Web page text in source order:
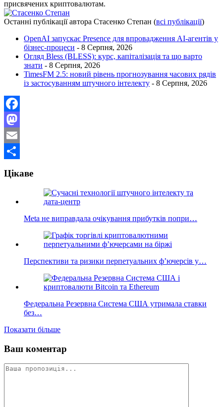
присвячених криптовалютам.
Останні публікації автора Стасенко Степан (всі публікації)
OpenAI запускає Presence для впровадження AI-агентів у
бізнес-процеси - 8 Серпня, 2026
Огляд Bless (BLESS): курс, капіталізація та що варто
знати - 8 Серпня, 2026
TimesFM 2.5: новий рівень прогнозування часових рядів
із застосуванням штучного інтелекту - 8 Серпня, 2026
Facebook
Mastodon
Email
Цікаве
Meta не виправдала очікування прибутків попри…
Перспективи та ризики перпетуальних ф’ючерсів у…
Федеральна Резервна Система США утримала ставки
без…
Показати більше
Ваш коментар